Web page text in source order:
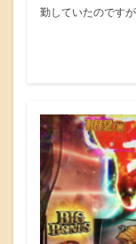
勤していたのです